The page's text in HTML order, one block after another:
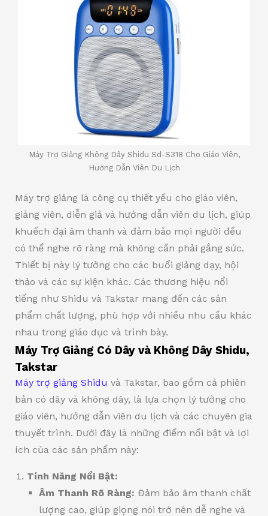
Máy Trợ Giảng Không Dây Shidu Sd-S318 Cho Giáo Viên,
Hướng Dẫn Viên Du Lịch
Máy trợ giảng là công cụ thiết yếu cho giáo viên,
giảng viên, diễn giả và hướng dẫn viên du lịch, giúp
khuếch đại âm thanh và đảm bảo mọi người đều
có thể nghe rõ ràng mà không cần phải gắng sức.
Thiết bị này lý tưởng cho các buổi giảng dạy, hội
thảo và các sự kiện khác. Các thương hiệu nổi
tiếng như Shidu và Takstar mang đến các sản
phẩm chất lượng, phù hợp với nhiều nhu cầu khác
nhau trong giáo dục và trình bày.
Máy Trợ Giảng Có Dây và Không Dây Shidu,
Takstar
Máy trợ giảng Shidu và Takstar, bao gồm cả phiên
bản có dây và không dây, là lựa chọn lý tưởng cho
giáo viên, hướng dẫn viên du lịch và các chuyên gia
thuyết trình. Dưới đây là những điểm nổi bật và lợi
ích của các sản phẩm này:
Tính Năng Nổi Bật:
Âm Thanh Rõ Ràng: Đảm bảo âm thanh chất
lượng cao, giúp giọng nói trở nên dễ nghe và